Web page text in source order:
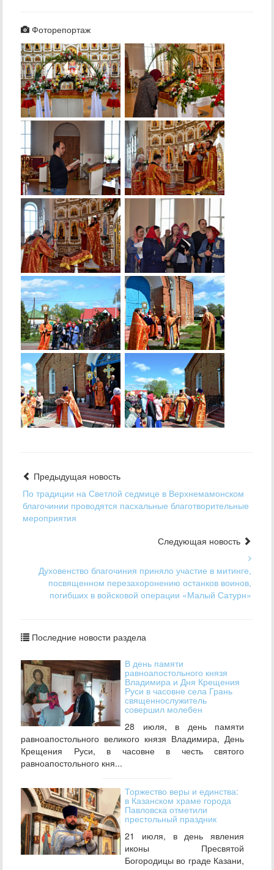
Фоторепортаж
Предыдущая новость
По традиции на Светлой седмице в Верхнемамонском
благочинии проводятся пасхальные благотворительные
мероприятия
Следующая новость
Духовенство благочиния приняло участие в митинге,
посвященном перезахоронению останков воинов,
погибших в войсковой операции «Малый Сатурн»
Последние новости раздела
В день памяти
равноапостольного князя
Владимира и Дня Крещения
Руси в часовне села Грань
священнослужитель
совершил молебен
28 июля, в день памяти
равноапостольного великого князя Владимира, День
Крещения Руси, в часовне в честь святого
равноапостольного кня...
Торжество веры и единства:
в Казанском храме города
Павловска отметили
престольный праздник
21 июля, в день явления
иконы Пресвятой
Богородицы во граде Казани,